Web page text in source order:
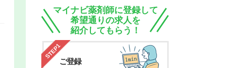
マイナビ薬剤師に登録して
希望通りの求人を
紹介してもらう！
STEP1
ご登録